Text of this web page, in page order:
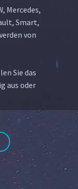
Mercedes,
Smart,
von
Sie das
aus oder